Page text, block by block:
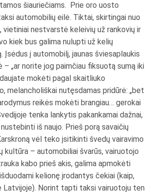
šiauriečiams. Prie oro uosto
automobilių eilė. Tiktai, skirtingai nuo
nestvarstė keleivių už rankovių ir
kiek bus galima nulupti už kelių
į automobilį, jaunas šviesaplaukis
– „ar norite jog paimčiau fiksuotą sumą iki
mokėti pagal skaitliuko
melancholiškai nutęsdamas pridūrė: „bet
reikės mokėti brangiau… gerokai
tenka lankytis pakankamai dažnai,
iš naujo. Prieš porą savaičių
vėl teko įsitikinti švedų vairavimo
kultūra – automobiliai švarūs, vairuotojo
kabo prieš akis, galima apmokėti
kelionę įrodantys čekiai (kaip,
Latvijoje). Norint tapti taksi vairuotoju ten